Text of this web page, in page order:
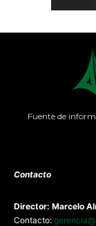
Fuente de
Contacto
Director: Marcelo
Contacto: